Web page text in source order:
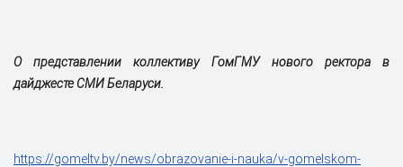
О представлении коллективу ГомГМУ нового ректора в
дайджесте СМИ Беларуси.
https://gomeltv.by/news/obrazovanie-i-nauka/v-gomelskom-